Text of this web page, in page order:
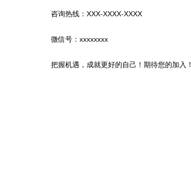
咨询热线：XXX-XXXX-XXXX
微信号：xxxxxxxx
把握机遇，成就更好的自己！期待您的加入！